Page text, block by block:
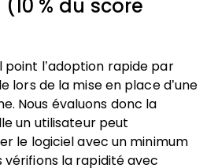
% du score
point l’adoption rapide par
lors de la mise en place d’une
Nous évaluons donc la
un utilisateur peut
le logiciel avec un minimum
vérifions la rapidité avec